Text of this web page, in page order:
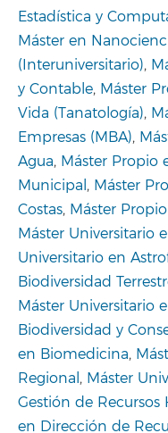
Estadística y
Máster en
(Interuniversitario),
y Contable, Máster
Vida (Tanatología),
Empresas (MBA),
Agua, Máster Propio
Municipal, Máster
Costas, Máster
Máster Universitario
Universitario en
Biodiversidad
Máster Universitario
Biodiversidad y
en Biomedicina,
Regional, Máster
Gestión de Recursos
en Dirección de